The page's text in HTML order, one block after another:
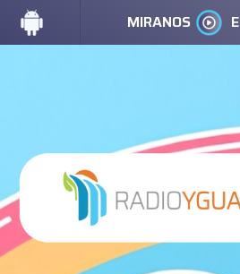
MIRANOS